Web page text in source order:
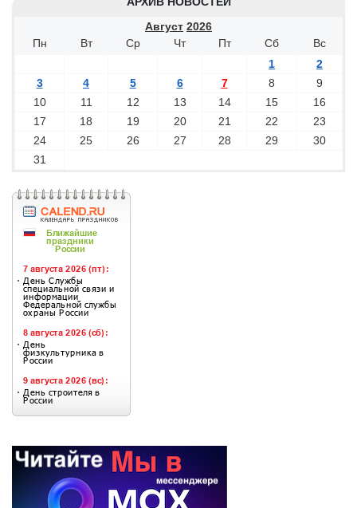
Август 2026
Пн
Вт Ср Чт Пт Сб
Вс
1
2
3
4 5 6 7 8
9
10
11 12 13 14 15
16
17
18 19 20 21 22
23
24
25 26 27 28 29
30
31